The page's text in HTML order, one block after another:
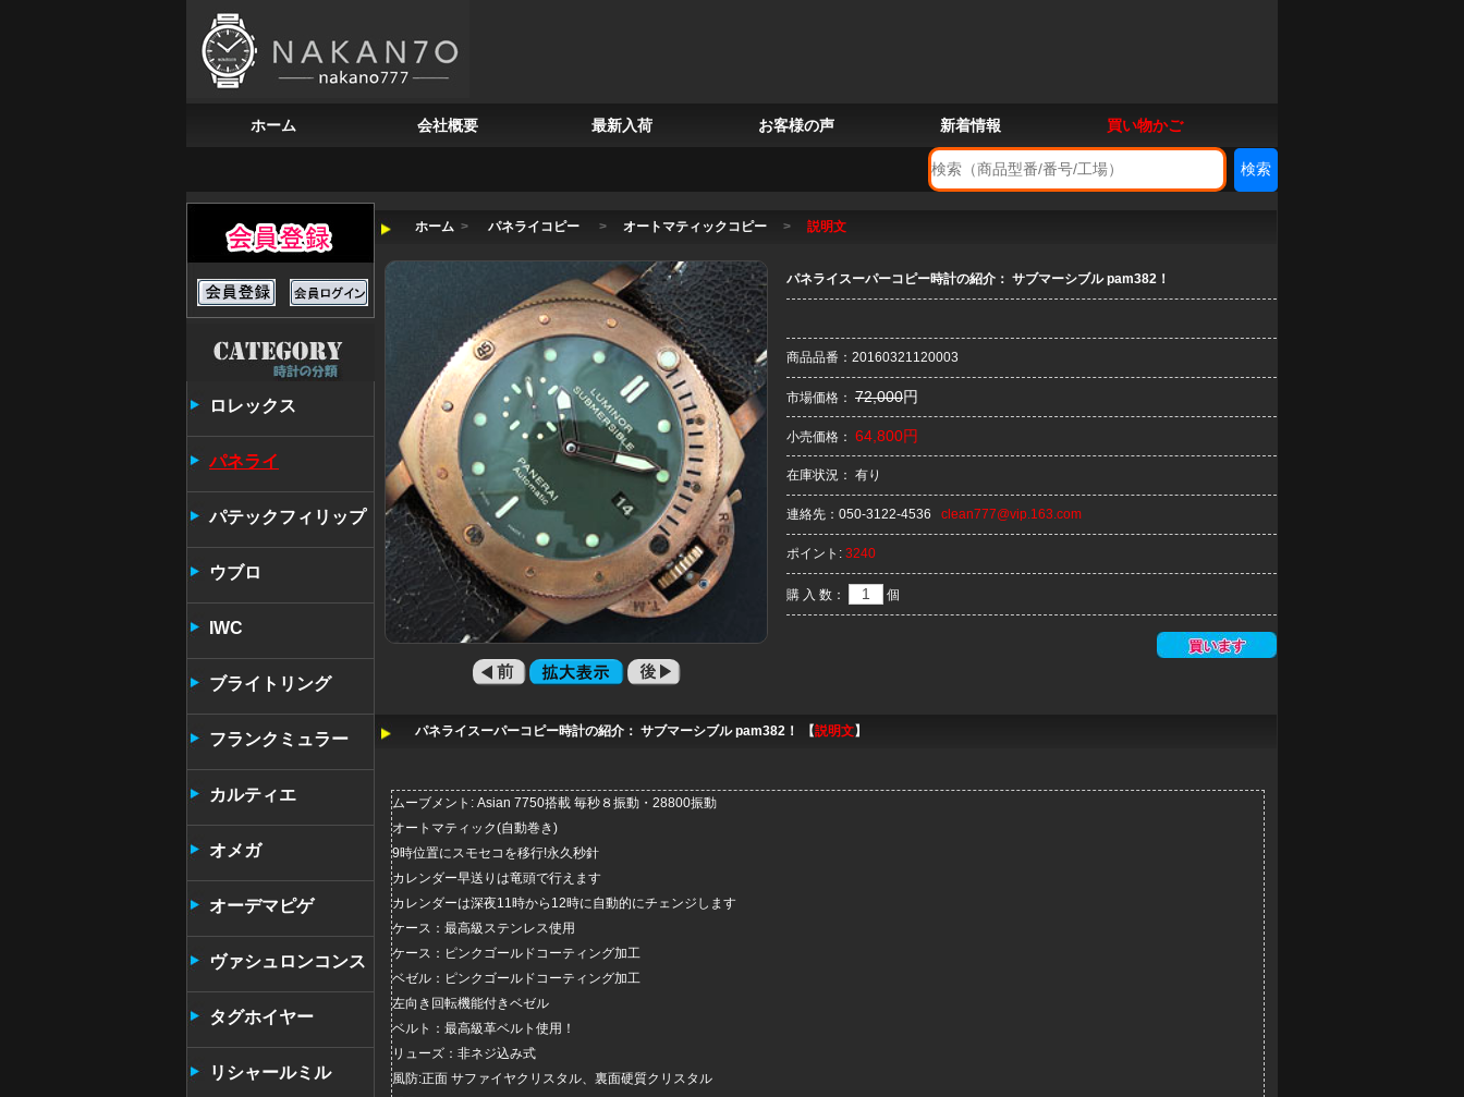
ホーム 会社概要 最新入荷 お客様の声 新着情報 買い物かご
ロレックス
パネライ
パテックフィリップ
ウブロ
IWC
ブライトリング
フランクミュラー
カルティエ
オメガ
オーデマピゲ
ヴァシュロンコンス
タンタン
タグホイヤー
リシャールミル
ホーム > パネライコピー > オートマティックコピー > 説明文
パネライスーパーコピー時計の紹介： サブマーシブル pam382！
商品品番：20160321120003
市場価格： 72,000円
小売価格： 64,800円
在庫状況： 有り
連絡先： 050-3122-4536 clean777@vip.163.com
ポイント: 3240
購 入 数： 個
パネライスーパーコピー時計の紹介： サブマーシブル pam382！ 【説明文】
ムーブメント: Asian 7750搭載 毎秒８振動・28800振動
オートマティック(自動巻き)
9時位置にスモセコを移行!永久秒針
カレンダー早送りは竜頭で行えます
カレンダーは深夜11時から12時に自動的にチェンジします
ケース：最高級ステンレス使用
ケース：ピンクゴールドコーティング加工
ベゼル：ピンクゴールドコーティング加工
左向き回転機能付きベゼル
ベルト：最高級革ベルト使用！
リューズ：非ネジ込み式
風防:正面 サファイヤクリスタル、裏面硬質クリスタル